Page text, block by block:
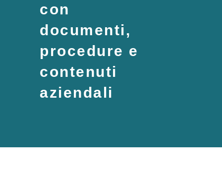
con
documenti,
procedure e
contenuti
aziendali